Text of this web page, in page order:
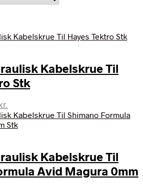
Kabelskrue Til
Stk
aktuelle
pris
Kabelskrue Til
Avid Magura 0mm